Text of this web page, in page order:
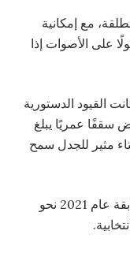
مع إمكانية
على الأصوات إذا
القيود الدستورية
سقفًا عمريًا يبلغ
عام 2015 بعد استفتاء مثير للجدل سمح
وبلغت نسبة المشاركة في الانتخابات السابقة عام 2021 نحو